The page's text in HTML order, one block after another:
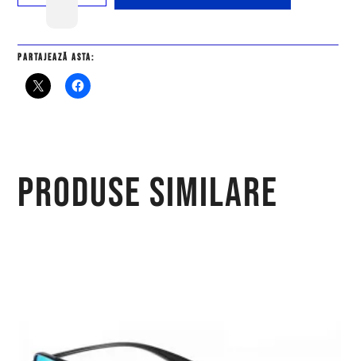
Partajează asta:
Produse similare